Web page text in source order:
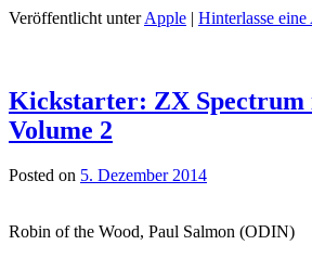
Veröffentlicht unterApple | Hinterlasse
Kickstarter: ZX Spectrum
Volume 2
Posted on 5. Dezember 2014
Robin of the Wood, Paul Salmon (ODIN)